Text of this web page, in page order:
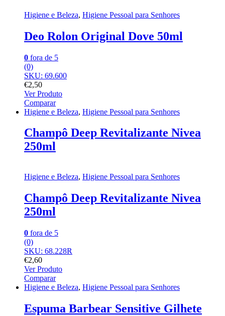
Higiene e Beleza, Higiene Pessoal para Senhores
Deo Rolon Original Dove 50ml
0 fora de 5
(0)
SKU: 69.600
€2,50
Ver Produto
Comparar
Higiene e Beleza, Higiene Pessoal para Senhores
Champô Deep Revitalizante Nivea
250ml
Higiene e Beleza, Higiene Pessoal para Senhores
Champô Deep Revitalizante Nivea
250ml
0 fora de 5
(0)
SKU: 68.228R
€2,60
Ver Produto
Comparar
Higiene e Beleza, Higiene Pessoal para Senhores
Espuma Barbear Sensitive Gilhete